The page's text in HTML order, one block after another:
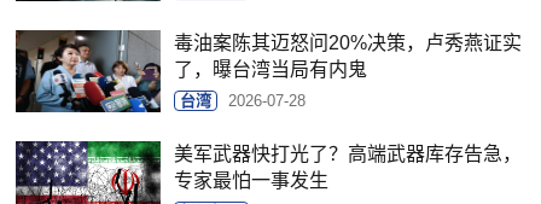
毒油案陈其迈怒问20%决策，卢秀燕证实
了，曝台湾当局有内鬼
台湾 2026-07-28
美军武器快打光了？高端武器库存告急，
专家最怕一事发生